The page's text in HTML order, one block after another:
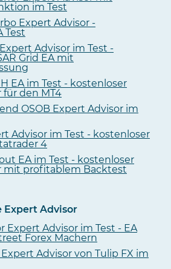
im Test
Expert Advisor -
Test
Advisor im Test -
Grid EA mit
EA im Test - kostenloser
für den MT4
OSOB Expert Advisor im
Advisor im Test - kostenloser
4
EA im Test - kostenloser
mit profitablem Backtest
Expert Advisor
Expert Advisor im Test - EA
Forex Machern
Expert Advisor von Tulip FX im